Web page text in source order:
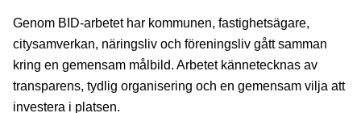
Genom BID-arbetet har kommunen, fastighetsägare,
citysamverkan, näringsliv och föreningsliv gått samman
kring en gemensam målbild. Arbetet kännetecknas av
transparens, tydlig organisering och en gemensam vilja att
investera i platsen.